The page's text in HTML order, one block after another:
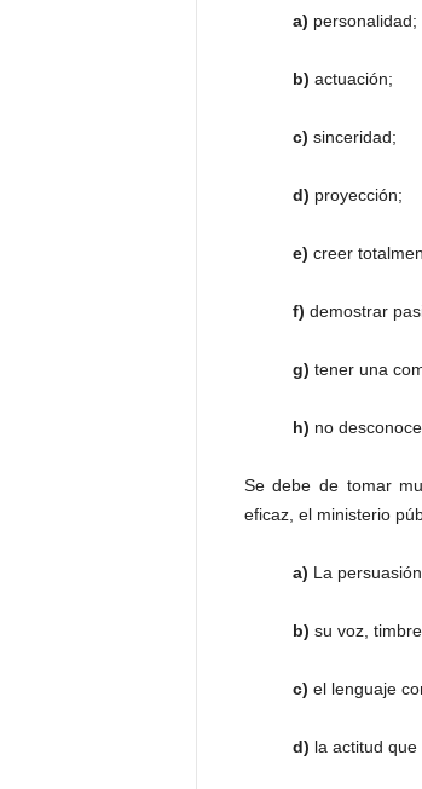
a) personalidad;
b) actuación;
c) sinceridad;
d) proyección;
e) creer
f) demostrar
g) tener una
h) no
Se debe de tomar
eficaz, el ministerio
a) La
b) su voz,
c) el lenguaje
d) la actitud